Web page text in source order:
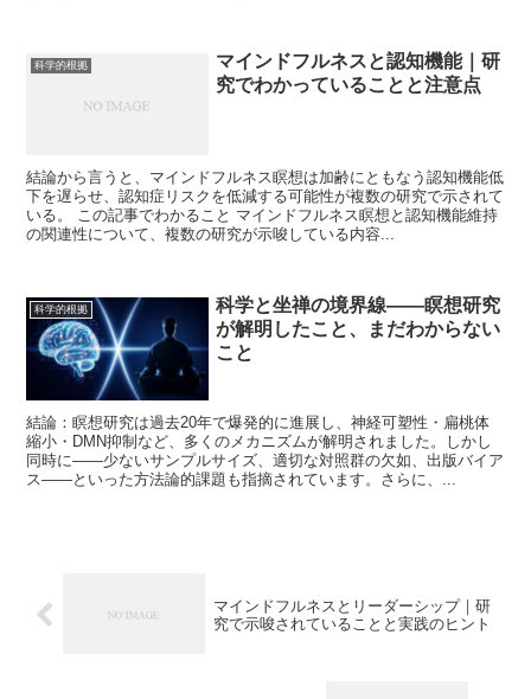
科学的根拠
マインドフルネスと認知機能｜研
究でわかっていることと注意点
結論から言うと、マインドフルネス瞑想は加齢にともなう認知機能低
下を遅らせ、認知症リスクを低減する可能性が複数の研究で示されて
いる。 この記事でわかること マインドフルネス瞑想と認知機能維持
の関連性について、複数の研究が示唆している内容...
科学的根拠
科学と坐禅の境界線——瞑想研究
が解明したこと、まだわからない
こと
結論：瞑想研究は過去20年で爆発的に進展し、神経可塑性・扁桃体
縮小・DMN抑制など、多くのメカニズムが解明されました。しかし
同時に——少ないサンプルサイズ、適切な対照群の欠如、出版バイア
ス——といった方法論的課題も指摘されています。さらに、...
マインドフルネスとリーダーシップ｜研
究で示唆されていることと実践のヒント